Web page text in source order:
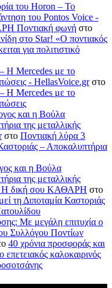
του Horon – Το
του Pontos Voice -
Ποντιακή φωνή στο
στο Star! «Ο ποντιακός
για πολιτιστικό
– Η Mercedes με το
- HellasVoice.grστο
– Η Mercedes με το
και η Βούλα
της μεταλλικής
στο Ποντιακή λύρα 3
– Αποκαλυπτήρια
και η Βούλα
της μεταλλικής
- H δική σου ΚΑΘΑΡΗ στο
τη Διποταμία Καστοριάς
Με μεγάλη επιτυχία ο
Συλλόγου Ποντίων
40 χρόνια προσφοράς και
καλοκαιρινός